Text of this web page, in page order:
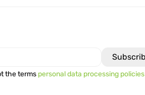
the terms personal data processing policies